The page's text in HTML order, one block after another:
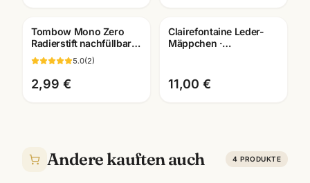
Tombow Mono Zero
Radierstift nachfüllbar ·
Präzisions-Radierer ·
Mannheim
5.0(2)
2,99 €
Clairefontaine Leder-
Mäppchen ·
Mannheim
11,00 €
Andere kauften auch 4 PRODUKTE